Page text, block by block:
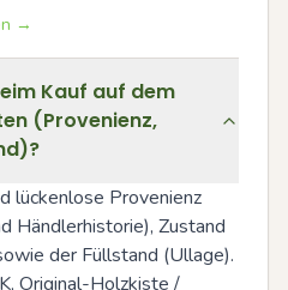
→
Kauf auf dem
(Provenienz,
lückenlose Provenienz
Händlerhistorie), Zustand
der Füllstand (Ullage).
Original-Holzkiste /